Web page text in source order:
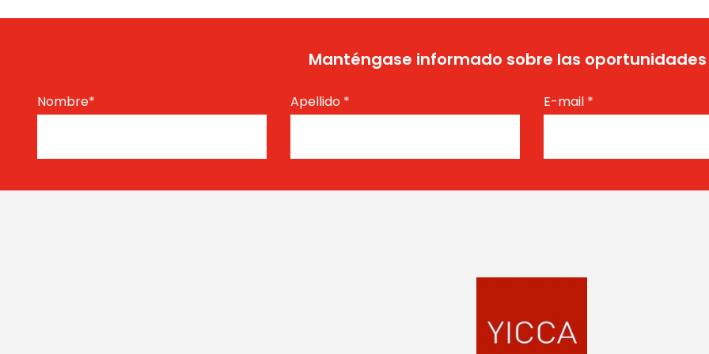
Manténgase informado sobre las oportunidades
Nombre* Apellido * E-mail *